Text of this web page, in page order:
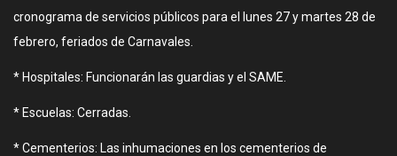
cronograma de servicios públicos para el lunes 27 y martes 28 de
febrero, feriados de Carnavales.
* Hospitales: Funcionarán las guardias y el SAME.
* Escuelas: Cerradas.
* Cementerios: Las inhumaciones en los cementerios de